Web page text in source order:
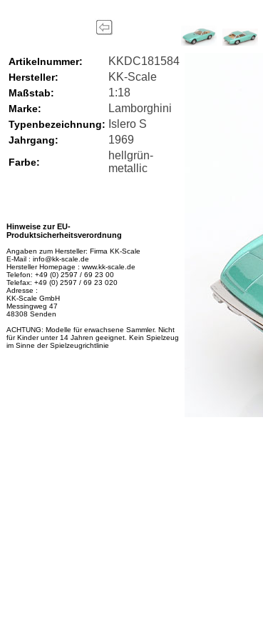
Artikelnummer: KKDC181584
Hersteller: KK-Scale
Maßstab: 1:18
Marke: Lamborghini
Typenbezeichnung: Islero S
Jahrgang: 1969
Farbe:
hellgrün-
metallic
Hinweise zur EU-
Produktsicherheitsverordnung
Angaben zum Hersteller: Firma KK-Scale
E-Mail : info@kk-scale.de
Hersteller Homepage : www.kk-scale.de
Telefon: +49 (0) 2597 / 69 23 00
Telefax: +49 (0) 2597 / 69 23 020
Adresse :
KK-Scale GmbH
Messingweg 47
48308 Senden
ACHTUNG: Modelle für erwachsene Sammler. Nicht
für Kinder unter 14 Jahren geeignet. Kein Spielzeug
im Sinne der Spielzeugrichtlinie